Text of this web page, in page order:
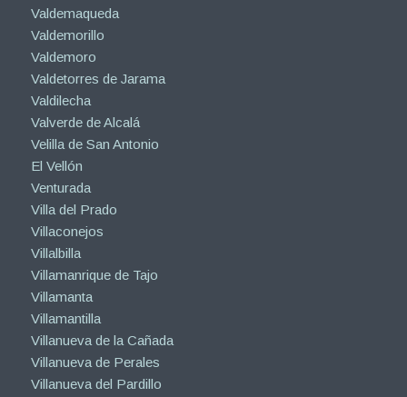
Valdemaqueda
Valdemorillo
Valdemoro
Valdetorres de Jarama
Valdilecha
Valverde de Alcalá
Velilla de San Antonio
El Vellón
Venturada
Villa del Prado
Villaconejos
Villalbilla
Villamanrique de Tajo
Villamanta
Villamantilla
Villanueva de la Cañada
Villanueva de Perales
Villanueva del Pardillo